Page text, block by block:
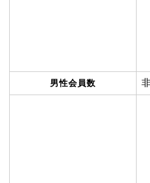
男性会員数